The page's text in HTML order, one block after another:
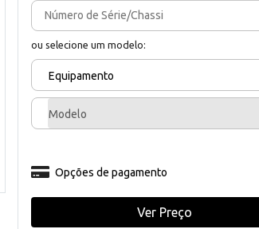
ou selecione um modelo:
Equipamento
Modelo
Opções de pagamento
Ver Preço